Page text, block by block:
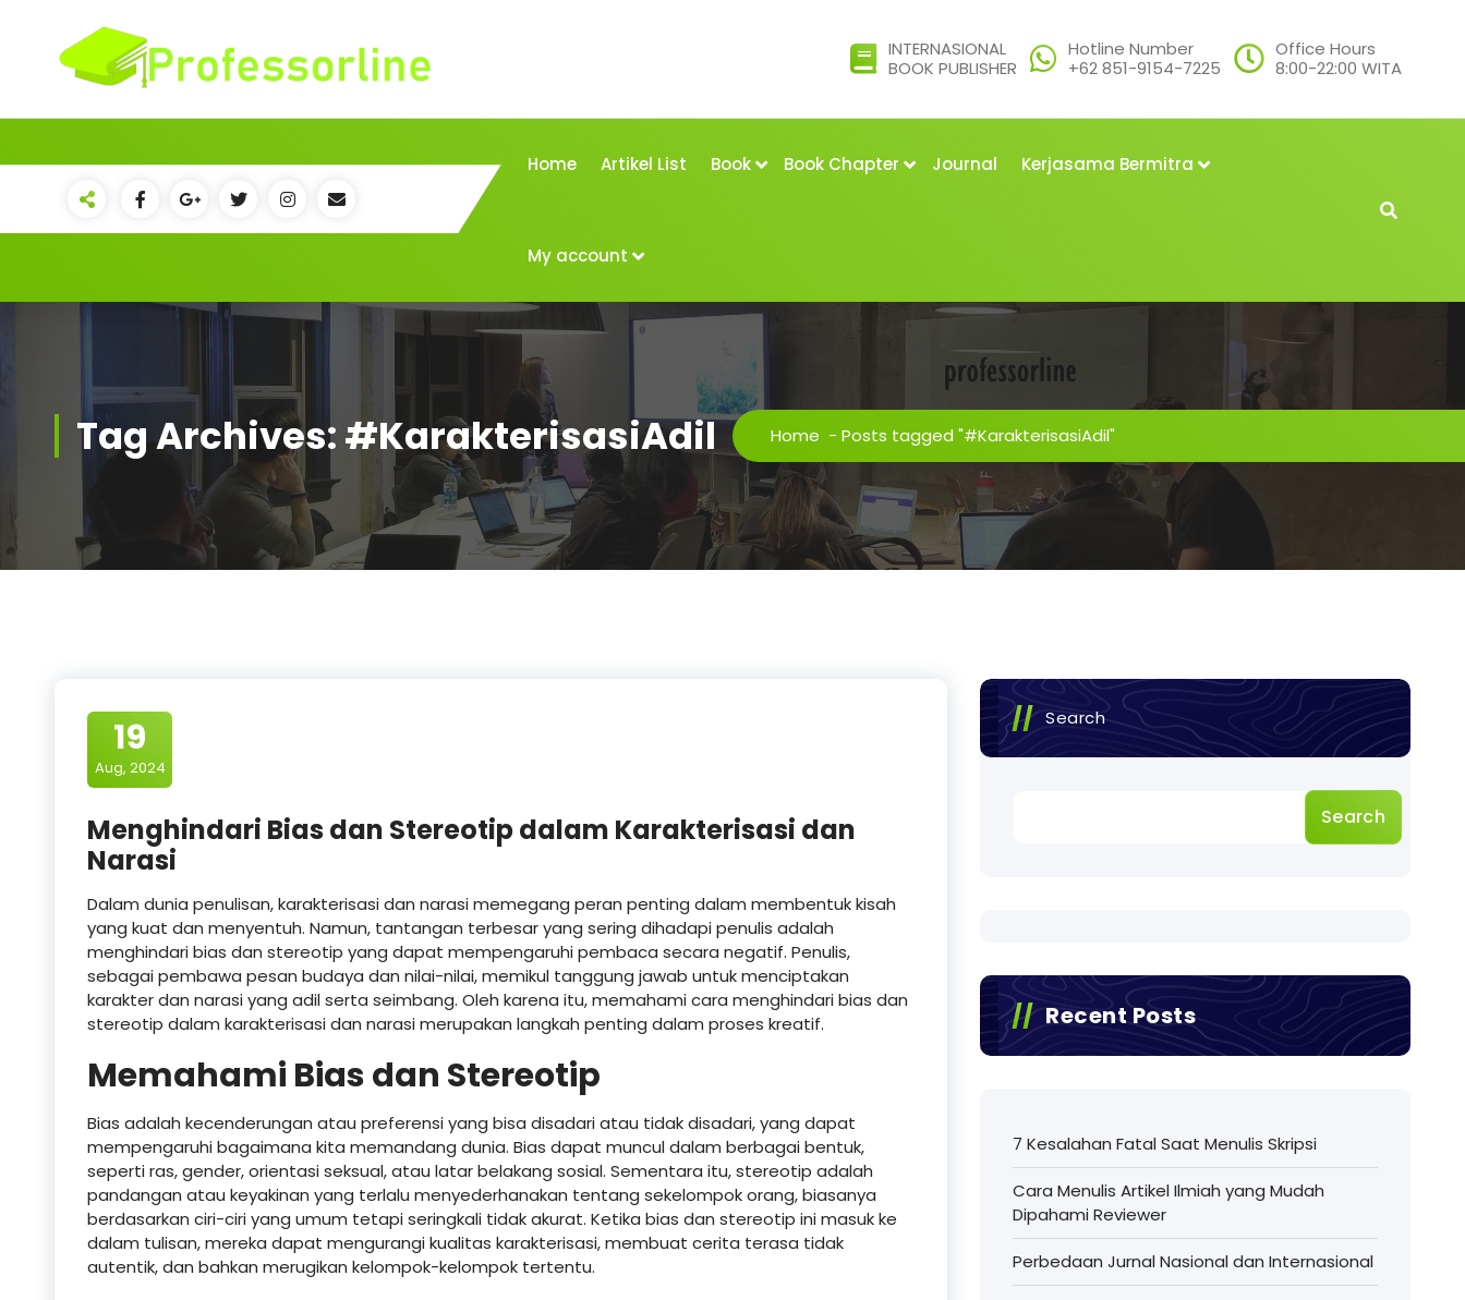
content
INTERNASIONAL
BOOK PUBLISHER
Hotline Number
+62 851-9154-7225
Office Hours
8:00-22:00 WITA
Home Artikel List Book Book Chapter Journal Kerjasama Bermitra
My account
Tag Archives: #KarakterisasiAdil Home - Posts tagged "#KarakterisasiAdil"
19
Aug, 2024
Menghindari Bias dan Stereotip dalam Karakterisasi dan
Narasi
Dalam dunia penulisan, karakterisasi dan narasi memegang peran penting dalam membentuk kisah
yang kuat dan menyentuh. Namun, tantangan terbesar yang sering dihadapi penulis adalah
menghindari bias dan stereotip yang dapat mempengaruhi pembaca secara negatif. Penulis,
sebagai pembawa pesan budaya dan nilai-nilai, memikul tanggung jawab untuk menciptakan
karakter dan narasi yang adil serta seimbang. Oleh karena itu, memahami cara menghindari bias dan
stereotip dalam karakterisasi dan narasi merupakan langkah penting dalam proses kreatif.
Memahami Bias dan Stereotip
Bias adalah kecenderungan atau preferensi yang bisa disadari atau tidak disadari, yang dapat
mempengaruhi bagaimana kita memandang dunia. Bias dapat muncul dalam berbagai bentuk,
seperti ras, gender, orientasi seksual, atau latar belakang sosial. Sementara itu, stereotip adalah
pandangan atau keyakinan yang terlalu menyederhanakan tentang sekelompok orang, biasanya
berdasarkan ciri-ciri yang umum tetapi seringkali tidak akurat. Ketika bias dan stereotip ini masuk ke
dalam tulisan, mereka dapat mengurangi kualitas karakterisasi, membuat cerita terasa tidak
autentik, dan bahkan merugikan kelompok-kelompok tertentu.
Search
Search
Recent Posts
7 Kesalahan Fatal Saat Menulis Skripsi
Cara Menulis Artikel Ilmiah yang Mudah
Dipahami Reviewer
Perbedaan Jurnal Nasional dan Internasional